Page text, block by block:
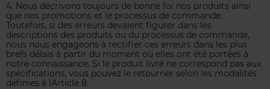
4. Nous décrivons toujours de bonne foi nos produits ainsi
que nos promotions et le processus de commande.
Toutefois, si des erreurs devaient figurer dans les
descriptions des produits ou du processus de commande,
nous nous engageons à rectifier ces erreurs dans les plus
brefs délais à partir du moment où elles ont été portées à
notre connaissance. Si le produit livré ne correspond pas aux
spécifications, vous pouvez le retourner selon les modalités
définies à l´Article 8.